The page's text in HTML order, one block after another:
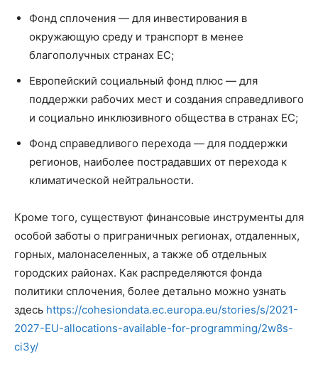
Фонд сплочения — для инвестирования в
окружающую среду и транспорт в менее
благополучных странах ЕС;
Европейский социальный фонд плюс — для
поддержки рабочих мест и создания справедливого
и социально инклюзивного общества в странах ЕС;
Фонд справедливого перехода — для поддержки
регионов, наиболее пострадавших от перехода к
климатической нейтральности.
Кроме того, существуют финансовые инструменты для
особой заботы о приграничных регионах, отдаленных,
горных, малонаселенных, а также об отдельных
городских районах. Как распределяются фонда
политики сплочения, более детально можно узнать
здесь https://cohesiondata.ec.europa.eu/stories/s/2021-
2027-EU-allocations-available-for-programming/2w8s-
ci3y/